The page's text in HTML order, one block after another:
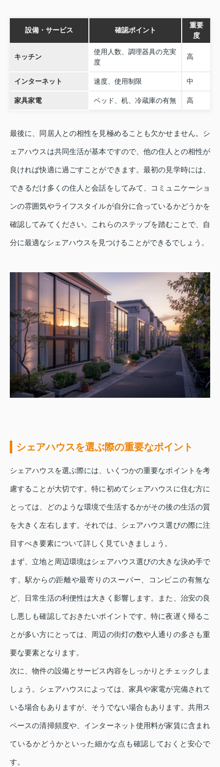
設備・サービス 確認ポイント
重要
度
キッチン
使用人数、調理器具の充実
度
高
インターネット 速度、使用制限 中
家具家電 ベッド、机、冷蔵庫の有無 高
最後に、同居人との相性を見極めることも欠かせません。シ
ェアハウスは共同生活が基本ですので、他の住人との相性が
良ければ快適に過ごすことができます。最初の見学時には、
できるだけ多くの住人と会話をしてみて、コミュニケーショ
ンの雰囲気やライフスタイルが自分に合っているかどうかを
確認してみてください。これらのステップを踏むことで、自
分に最適なシェアハウスを見つけることができるでしょう。
シェアハウスを選ぶ際の重要なポイント
シェアハウスを選ぶ際には、いくつかの重要なポイントを考
慮することが大切です。特に初めてシェアハウスに住む方に
とっては、どのような環境で生活するかがその後の生活の質
を大きく左右します。それでは、シェアハウス選びの際に注
目すべき要素について詳しく見ていきましょう。
まず、立地と周辺環境はシェアハウス選びの大きな決め手で
す。駅からの距離や最寄りのスーパー、コンビニの有無な
ど、日常生活の利便性は大きく影響します。また、治安の良
し悪しも確認しておきたいポイントです。特に夜遅く帰るこ
とが多い方にとっては、周辺の街灯の数や人通りの多さも重
要な要素となります。
次に、物件の設備とサービス内容をしっかりとチェックしま
しょう。シェアハウスによっては、家具や家電が完備されて
いる場合もありますが、そうでない場合もあります。共用ス
ペースの清掃頻度や、インターネット使用料が家賃に含まれ
ているかどうかといった細かな点も確認しておくと安心で
す。